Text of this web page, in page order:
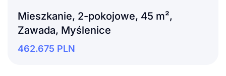
Mieszkanie, 2-pokojowe, 45 m²,
Zawada, Myślenice
462.675 PLN